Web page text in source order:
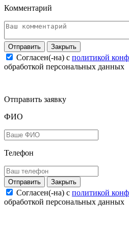
Комментарий
Закрыть
Согласен(-на) c политикой
обработкой персональных данных
Отправить заявку
ФИО
Телефон
Закрыть
Согласен(-на) c политикой
обработкой персональных данных